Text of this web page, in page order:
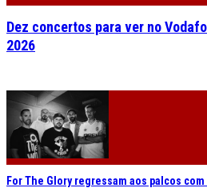
Dez concertos para ver no
2026
For The Glory regressam aos palcos